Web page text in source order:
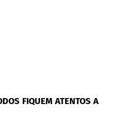
FIQUEM ATENTOS A